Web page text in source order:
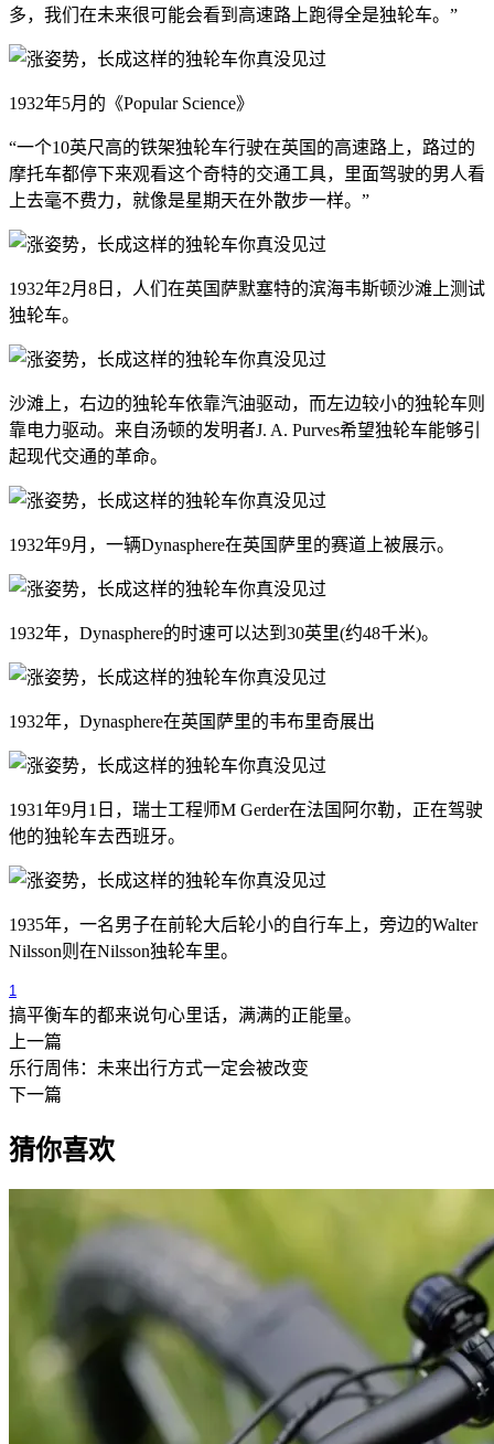
多，我们在未来很可能会看到高速路上跑得全是独轮车。”
1932年5月的《Popular Science》
“一个10英尺高的铁架独轮车行驶在英国的高速路上，路过的
摩托车都停下来观看这个奇特的交通工具，里面驾驶的男人看
上去毫不费力，就像是星期天在外散步一样。”
1932年2月8日，人们在英国萨默塞特的滨海韦斯顿沙滩上测试
独轮车。
沙滩上，右边的独轮车依靠汽油驱动，而左边较小的独轮车则
靠电力驱动。来自汤顿的发明者J. A. Purves希望独轮车能够引
起现代交通的革命。
1932年9月，一辆Dynasphere在英国萨里的赛道上被展示。
1932年，Dynasphere的时速可以达到30英里(约48千米)。
1932年，Dynasphere在英国萨里的韦布里奇展出
1931年9月1日，瑞士工程师M Gerder在法国阿尔勒，正在驾驶
他的独轮车去西班牙。
1935年，一名男子在前轮大后轮小的自行车上，旁边的Walter
Nilsson则在Nilsson独轮车里。
1
搞平衡车的都来说句心里话，满满的正能量。
上一篇
乐行周伟：未来出行方式一定会被改变
下一篇
猜你喜欢